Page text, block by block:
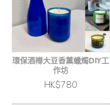
環保酒樽大豆香薰蠟燭DIY工
作坊
HK$780